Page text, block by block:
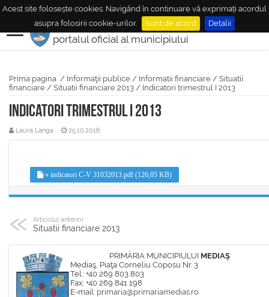
Acest site folosește cookies. Navigând în continuare vă exprimați acordul
asupra folosirii cookie-urilor.
Sunt de acord Detalii
MUNICIPIULMEDIAŞ
portalul oficial al municipiului
Prima pagina / Informaţii publice / Informatii financiare / Situatii
financiare / Situatii financiare 2013 / Indicatori trimestrul I 2013
Indicatori trimestrul I 2013
Laura Langa 25.10.2016
» indicatori C-V 31032013.pdf (126,05 KB)
Articolul anterior
Situatii financiare 2013
PRIMĂRIA MUNICIPIULUI MEDIAŞ
Mediaş, Piaţa Corneliu Coposu Nr. 3
Tel.: +40 269 803 803
Fax: +40 269 841 198
E-mail: primaria@primariamedias.ro